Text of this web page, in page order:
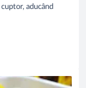
aducând